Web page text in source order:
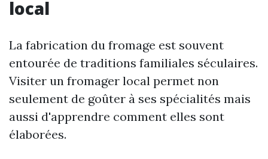
local
La fabrication du fromage est souvent
entourée de traditions familiales séculaires.
Visiter un fromager local permet non
seulement de goûter à ses spécialités mais
aussi d'apprendre comment elles sont
élaborées.